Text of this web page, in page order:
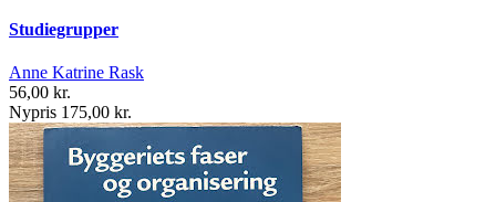
Studiegrupper
Anne Katrine Rask
56,00 kr.
Nypris 175,00 kr.